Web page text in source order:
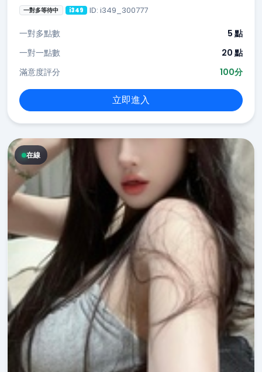
一對多等待中 i349 ID: i349_300777
一對多點數
5 點
一對一點數
20 點
滿意度評分
100分
立即進入
在線